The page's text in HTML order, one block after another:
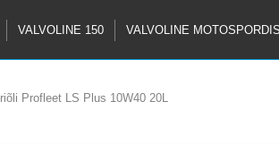
VALVOLINE 150 VALVOLINE MOTOSPORDIS
Profleet LS Plus 10W40 20L